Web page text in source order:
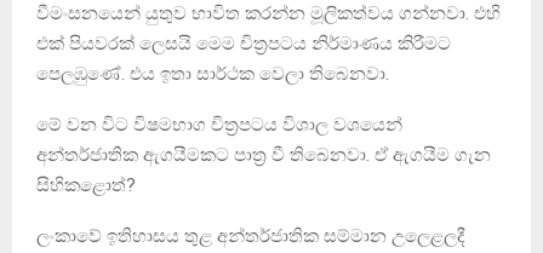
වීමංසනයෙන් යුතුව භාවිත කරන්න මූලිකත්වය ගන්නවා. එහි
එක් පියවරක් ලෙසයි මෙම චිත්‍රපටය නිර්මාණය කිරීමට
පෙලඹුණේ. එය ඉතා සාර්ථක වෙලා තිබෙනවා.
මේ වන විට විෂමභාග චිත්‍රපටය විශාල වශයෙන්
අන්තර්ජාතික ඇගයීමකට පාත්‍ර වී තිබෙනවා. ඒ ඇගයීම ගැන
සිහිකළොත්?
ලංකාවේ ඉතිහාසය තුළ අන්තර්ජාතික සම්මාන උලෙළලදී